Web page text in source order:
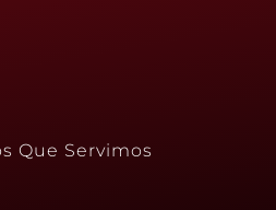
Que Servimos